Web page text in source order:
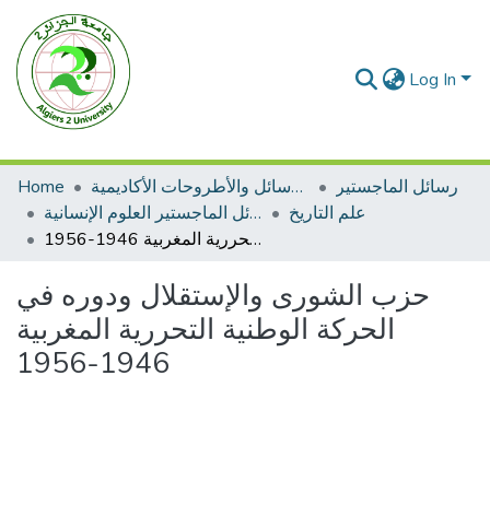
Log In
Home الرسائل والأطروحات الأكاديمية
رسائل الماجستير
رسائل الماجستير العلوم الإنسانية
علم التاريخ
حزب الشورى والإستقلال ودوره في الحركة الوطنية التحررية المغربية 1946-1956
حزب الشورى والإستقلال ودوره في
الحركة الوطنية التحررية المغربية
1946-1956